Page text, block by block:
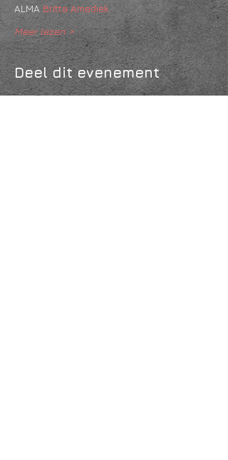
ALMA Britta Amediek
Meer lezen >
Deel dit evenement